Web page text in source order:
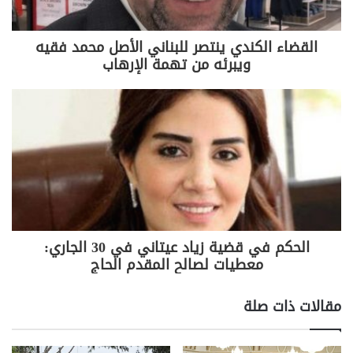
والدوائي القائم وبمصير آلاف العائلات العاملة في قطاع
استيراد الدواء وبيعه.
وأوضح أبو فاعور في تصريح أدلى به بعد اللقاء أن البحث
تناول "كيفية إعطاء حافز أكبر للصناعات الدوائية اللبنانية
في إطار سياسة تشجيع الصناعة اللبنانية عملا بالتعميم
الصادر عن رئيس مجلس الوزراء، والمتعلق بإعطاء
الأفضلية في المشتريات الحكومية للمنتجات الوطنية.
وقال: "وزارة الصحة جزء أساسي في هذا الاتجاه، والوزير
جبق أبدى كل اهتمام بدعم الصناعة الدوائية اللبنانية، وقد
باشر اتخاذ الإجراءات لتحقيق ذلك".
ولفت وزير الصناعة إلى أن "الصناعة الدوائية المحلية باتت
متقدمة ومتطورة جدا، وهناك أحد عشر مصنعا ينتج عددا
القضاء الكندي ينتصر للبناني الأصل محمد فقيه
ويبرئه من تهمة الإرهاب
الحكم في قضية زياد عيتاني في 30 الجاري:
معطيات لصالح المقدم الحاج
مقالات ذات صلة